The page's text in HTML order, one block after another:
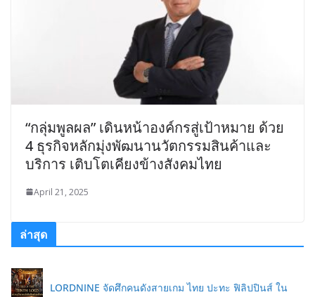
“กลุ่มพูลผล” เดินหน้าองค์กรสู่เป้าหมาย ด้วย
4 ธุรกิจหลักมุ่งพัฒนานวัตกรรมสินค้าและ
บริการ เติบโตเคียงข้างสังคมไทย
April 21, 2025
ล่าสุด
LORDNINE จัดศึกคนดังสายเกม ไทย ปะทะ ฟิลิปปินส์ ใน